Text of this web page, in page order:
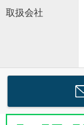
取扱会社